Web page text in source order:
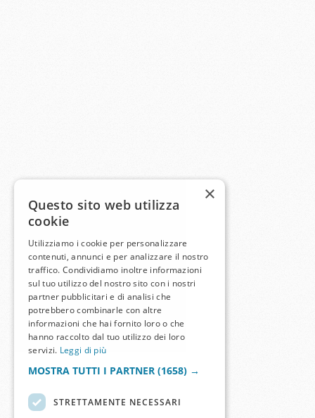
×
Questo sito web utilizza
cookie
Utilizziamo i cookie per personalizzare
contenuti, annunci e per analizzare il nostro
traffico. Condividiamo inoltre informazioni
sul tuo utilizzo del nostro sito con i nostri
partner pubblicitari e di analisi che
potrebbero combinarle con altre
informazioni che hai fornito loro o che
hanno raccolto dal tuo utilizzo dei loro
servizi. Leggi di più
MOSTRA TUTTI I PARTNER (1658) →
STRETTAMENTE NECESSARI